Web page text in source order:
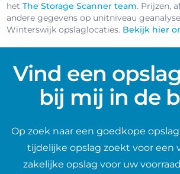
hetThe Storage Scanner team. Prijzen,
andere gegevens op unitniveau
Winterswijk opslaglocaties. Bekijk hier
Vind een
bij mij in de
Op zoek naar een goedkope
tijdelijke opslag zoekt voor een
zakelijke opslag voor uw